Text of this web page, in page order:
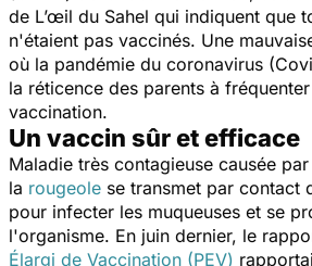
de L’œil du Sahel qui indiquent que
n'étaient pas vaccinés. Une
où la pandémie du coronavirus
la réticence des parents à
vaccination.
Un vaccin sûr et efficace
Maladie très contagieuse causée
la rougeole se transmet par contact
pour infecter les muqueuses et se
l'organisme. En juin dernier, le
Élargi de Vaccination (PEV)